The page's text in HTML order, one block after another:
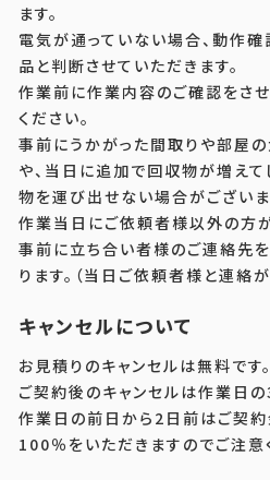
ます。
電気が通っていない場合、動作
品と判断させていただきます。
作業前に作業内容のご確認をさ
ください。
事前にうかがった間取りや部屋
や、当日に追加で回収物が増えて
物を運び出せない場合がございま
作業当日にご依頼者様以外の方
事前に立ち合い者様のご連絡先
ります。（当日ご依頼者様と連絡
キャンセルについて
お見積りのキャンセルは無料です。
ご契約後のキャンセルは作業日の
作業日の前日から2日前はご契
100％をいただきますのでご注意